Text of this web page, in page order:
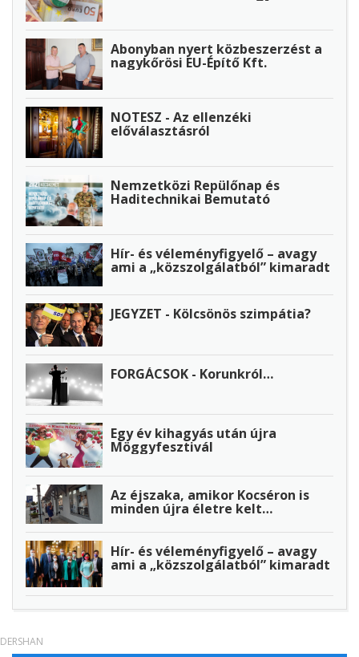
Abonyban nyert közbeszerzést a
nagykőrösi EU-Építő Kft.
NOTESZ - Az ellenzéki
előválasztásról
Nemzetközi Repülőnap és
Haditechnikai Bemutató
Hír- és véleményfigyelő – avagy
ami a „közszolgálatból” kimaradt
JEGYZET - Kölcsönös szimpátia?
FORGÁCSOK - Korunkról…
Egy év kihagyás után újra
Möggyfesztivál
Az éjszaka, amikor Kocséron is
minden újra életre kelt…
Hír- és véleményfigyelő – avagy
ami a „közszolgálatból” kimaradt
DERSHAN